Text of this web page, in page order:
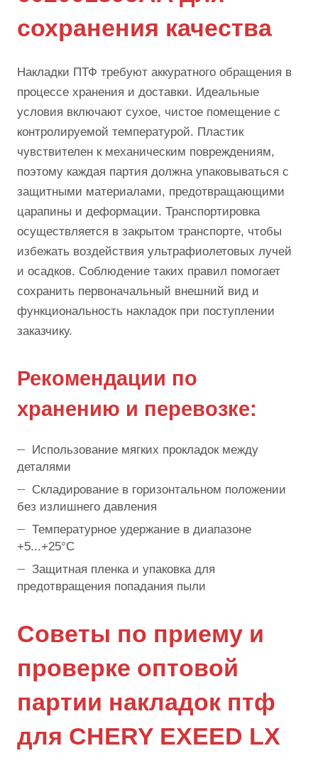
сохранения качества
Накладки ПТФ требуют аккуратного обращения в
процессе хранения и доставки. Идеальные
условия включают сухое, чистое помещение с
контролируемой температурой. Пластик
чувствителен к механическим повреждениям,
поэтому каждая партия должна упаковываться с
защитными материалами, предотвращающими
царапины и деформации. Транспортировка
осуществляется в закрытом транспорте, чтобы
избежать воздействия ультрафиолетовых лучей
и осадков. Соблюдение таких правил помогает
сохранить первоначальный внешний вид и
функциональность накладок при поступлении
заказчику.
Рекомендации по
хранению и перевозке:
Использование мягких прокладок между
деталями
Складирование в горизонтальном положении
без излишнего давления
Температурное удержание в диапазоне
+5...+25°C
Защитная пленка и упаковка для
предотвращения попадания пыли
Советы по приему и
проверке оптовой
партии накладок птф
для CHERY EXEED LX